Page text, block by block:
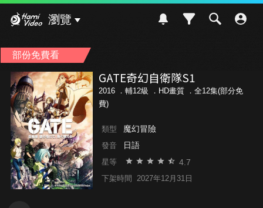
瀏覽
部份免費看
GATE奇幻自衛隊S1
2016 ． 輔12級
．HD畫質 ．全12集(部分免
費)
類型 魔幻冒險
發音 日語
星等 4.7
下架時間 2027年12月31日